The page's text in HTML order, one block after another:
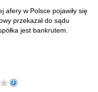
afery w Polsce pojawiły się
przekazał do sądu
jest bankrutem.